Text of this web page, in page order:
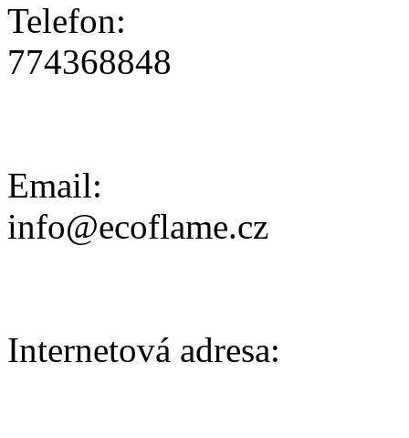
Telefon:
774368848
Email:
info@ecoflame.cz
Internetová adresa: